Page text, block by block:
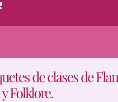
de clases de
Folklore.